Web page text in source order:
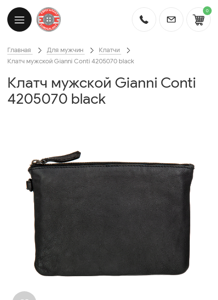
0
Главная Для мужчин
Клатчи
Клатч мужской Gianni Conti 4205070 black
Клатч мужской Gianni Conti
4205070 black